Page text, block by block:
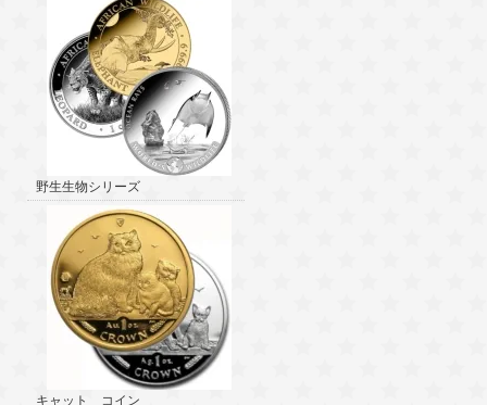
野生生物シリーズ
キャット コイン